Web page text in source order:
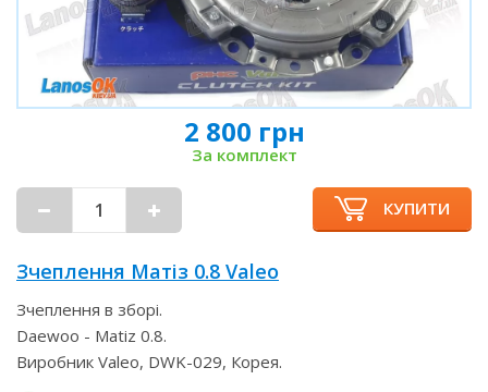
2 800 грн
За комплект
КУПИТИ
Зчеплення Матіз 0.8 Valeo
Зчеплення в зборі.
Daewoo - Matiz 0.8.
Виробник Valeo, DWK-029, Корея.